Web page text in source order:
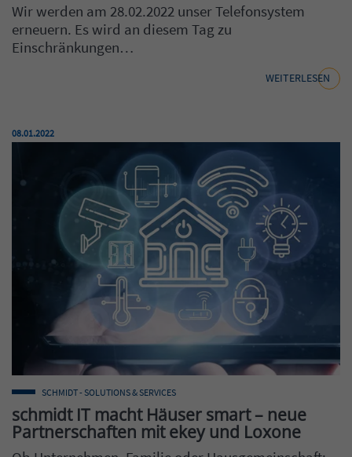
Wir werden am 28.02.2022 unser Telefonsystem
erneuern. Es wird an diesem Tag zu
Einschränkungen…
WEITERLESEN
Veröffentlicht am:
08.01.2022
schmidt IT macht Häuser smart – neue
Partnerschaften mit ekey und Loxone
SCHMIDT - SOLUTIONS & SERVICES